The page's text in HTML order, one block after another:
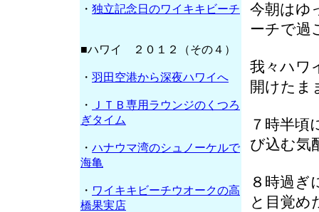
今朝はゆ
ーチで過
我々ハワ
開けたま
７時半頃
び込む気
８時過ぎ
と目覚め
・ 独立記念日のワイキキビーチ
■ハワイ ２０１２（その４）
・ 羽田空港から深夜ハワイへ
・
ＪＴＢ専用ラウンジのくつろ
ぎタイム
・ ハナウマ湾のシュノーケルで
海亀
・ ワイキキビーチウオークの高
橋果実店